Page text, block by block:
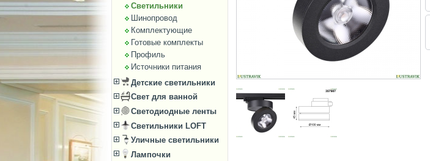
Светильники
Шинопровод
Комплектующие
Готовые комплекты
Профиль
Источники питания
Детские светильники
Свет для ванной
Светодиодные ленты
Светильники LOFT
Уличные светильники
Лампочки